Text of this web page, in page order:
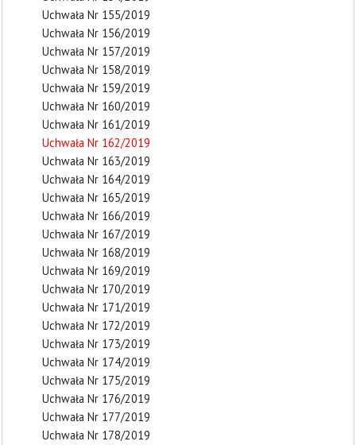
Uchwała Nr 155/2019
Uchwała Nr 156/2019
Uchwała Nr 157/2019
Uchwała Nr 158/2019
Uchwała Nr 159/2019
Uchwała Nr 160/2019
Uchwała Nr 161/2019
Uchwała Nr 162/2019
Uchwała Nr 163/2019
Uchwała Nr 164/2019
Uchwała Nr 165/2019
Uchwała Nr 166/2019
Uchwała Nr 167/2019
Uchwała Nr 168/2019
Uchwała Nr 169/2019
Uchwała Nr 170/2019
Uchwała Nr 171/2019
Uchwała Nr 172/2019
Uchwała Nr 173/2019
Uchwała Nr 174/2019
Uchwała Nr 175/2019
Uchwała Nr 176/2019
Uchwała Nr 177/2019
Uchwała Nr 178/2019